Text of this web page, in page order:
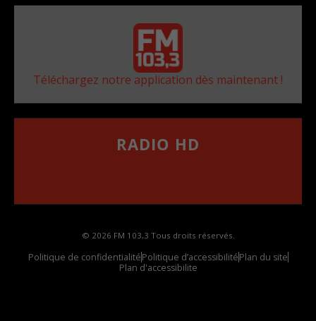
Téléchargez notre application dès maintenant !
RADIO HD
© 2026 FM 103,3 Tous droits réservés.
Politique de confidentialitéPolitique d’accessibilitéPlan du site
Plan d'accessibilite